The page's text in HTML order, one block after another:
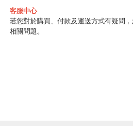
客服中心
若您對於購買、付款及運送方式有疑問
相關問題。